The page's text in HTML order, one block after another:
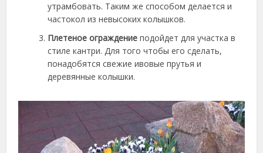
утрамбовать. Таким же способом делается и
частокол из невысоких колышков.
Плетеное ограждение подойдет для участка в
стиле кантри. Для того чтобы его сделать,
понадобятся свежие ивовые прутья и
деревянные колышки.